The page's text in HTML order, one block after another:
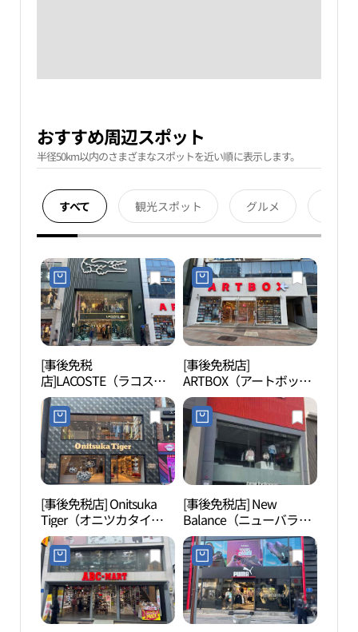
おすすめ周辺スポット
半径50km以内のさまざまなスポットを近い順に表示します。
すべて 観光スポット グルメ
[事後免税
店]LACOSTE（ラコス
テ）・プサングァンボク
（釜山光復）直営店(라
코스테 부산광복직영점)
[事後免税店]
ARTBOX（アートボック
ス）・プサングァンボク
（釜山光復）2号店(아트
박스 부산광복2호점)
[事後免税店] Onitsuka
Tiger（オニツカタイガ
ー）・クァンボク（光
復）店(오니츠카타이거
광복점)
[事後免税店] New
Balance（ニューバラン
ス）・クァンボク（光
復）店(뉴발란스 광복점)